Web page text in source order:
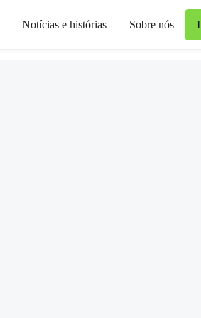
Notícias e histórias Sobre nós